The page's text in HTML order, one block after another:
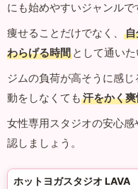
にも始めやすいジャンルで
痩せることだけでなく、
わらげる時間 として通いた
ジムの負荷が高そうに感
動をしなくても 汗をかく
女性専用スタジオの安心
認しましょう。
ホットヨガスタジオ LAVA